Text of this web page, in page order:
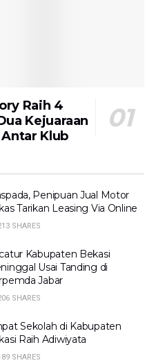
Raih 4
Kejuaraan
Klub
Penipuan Jual Motor
Tarikan Leasing Via Online
SHARES
Kabupaten Bekasi
Usai Tanding di
Jabar
SHARES
Sekolah di Kabupaten
Raih Adiwiyata
SHARES